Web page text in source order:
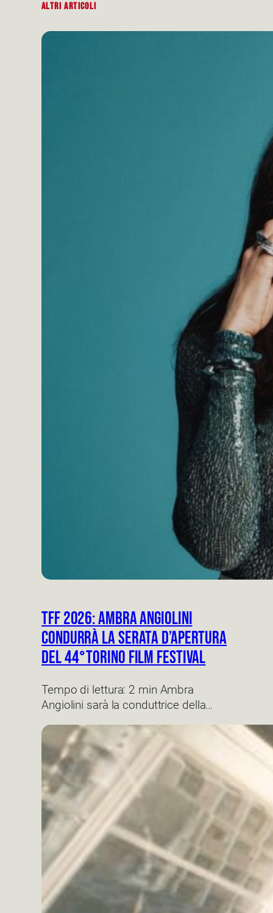
ALTRI ARTICOLI
TFF 2026: Ambra angiolini
condurrà la serata d’apertura
del 44°Torino film Festival
Tempo di lettura: 2 min Ambra
Angiolini sarà la conduttrice della…